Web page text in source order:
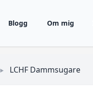
Blogg Om mig
LCHF Dammsugare